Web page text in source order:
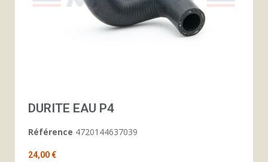
DURITE EAU P4
Référence 4720144637039
24,00 €